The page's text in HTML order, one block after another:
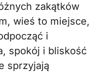
zakątków
wieś to miejsce,
i
spokój i bliskość
sprzyjają